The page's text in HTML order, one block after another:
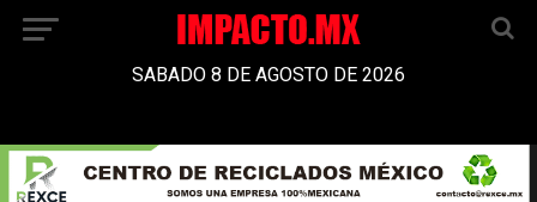
SABADO 8 DE AGOSTO DE 2026